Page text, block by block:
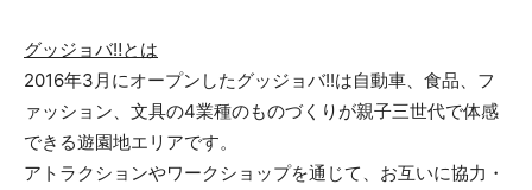
グッジョバ‼とは
2016年3月にオープンしたグッジョバ!!は自動車、食品、フ
ァッション、文具の4業種のものづくりが親子三世代で体感
できる遊園地エリアです。
アトラクションやワークショップを通じて、お互いに協力・